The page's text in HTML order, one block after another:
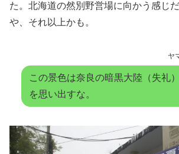
た。北海道の然別野営場に向かう感じ
や、それ以上かも。
ヤ
この景色は奈良の暗黒大陸（失礼）
を思い出すな。